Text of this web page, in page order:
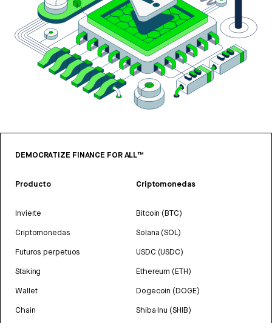
DEMOCRATIZE FINANCE FOR ALL™
Producto
Invierte
Criptomonedas
Futuros perpetuos
Staking
Wallet
Chain
Criptomonedas
Bitcoin (BTC)
Solana (SOL)
USDC (USDC)
Ethereum (ETH)
Dogecoin (DOGE)
Shiba Inu (SHIB)